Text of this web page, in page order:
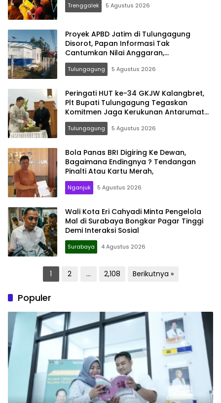
Trenggalek 5 Agustus 2026
Proyek APBD Jatim di Tulungagung
Disorot, Papan Informasi Tak
Cantumkan Nilai Anggaran,
Transparansi BBWS Dipertanyakan
Tulungagung 5 Agustus 2026
Peringati HUT ke-34 GKJW Kalangbret,
Plt Bupati Tulungagung Tegaskan
Komitmen Jaga Kerukunan Antarumat
Beragama
Tulungagung 5 Agustus 2026
Bola Panas BRI Digiring Ke Dewan,
Bagaimana Endingnya ? Tendangan
Pinalti Atau Kartu Merah,
Nganjuk 5 Agustus 2026
Wali Kota Eri Cahyadi Minta Pengelola
Mal di Surabaya Bongkar Pagar Tinggi
Demi Interaksi Sosial
Surabaya 4 Agustus 2026
Paginasi1 2 … 2,108 Berikutnya »
Populer